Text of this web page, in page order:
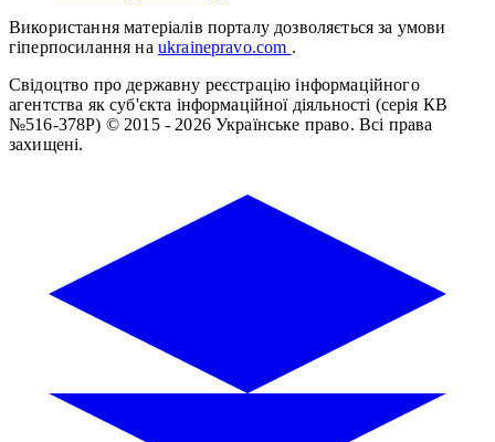
Використання матеріалів порталу дозволяється за умови
гіперпосилання на ukrainepravo.com .
Свідоцтво про державну реєстрацію інформаційного
агентства як суб'єкта інформаційної діяльності (серія КВ
№516-378Р) © 2015 - 2026 Українське право. Всі права
захищені.